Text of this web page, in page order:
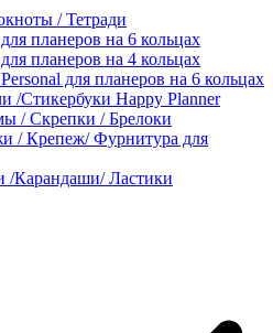
/ Тетради
планеров на 6 кольцах
планеров на 4 кольцах
для планеров на 6 кольцах
/Стикербуки Happy Planner
/ Скрепки / Брелоки
/ Крепеж/ Фурнитура для
/Карандаши/ Ластики